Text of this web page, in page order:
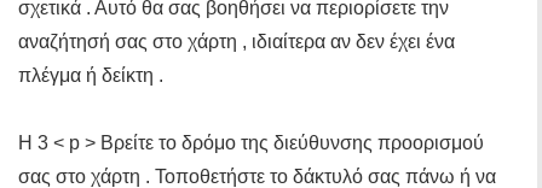
σχετικά . Αυτό θα σας βοηθήσει να περιορίσετε την
αναζήτησή σας στο χάρτη , ιδιαίτερα αν δεν έχει ένα
πλέγμα ή δείκτη .
Η 3 < p > Βρείτε το δρόμο της διεύθυνσης προορισμού
σας στο χάρτη . Τοποθετήστε το δάκτυλό σας πάνω ή να